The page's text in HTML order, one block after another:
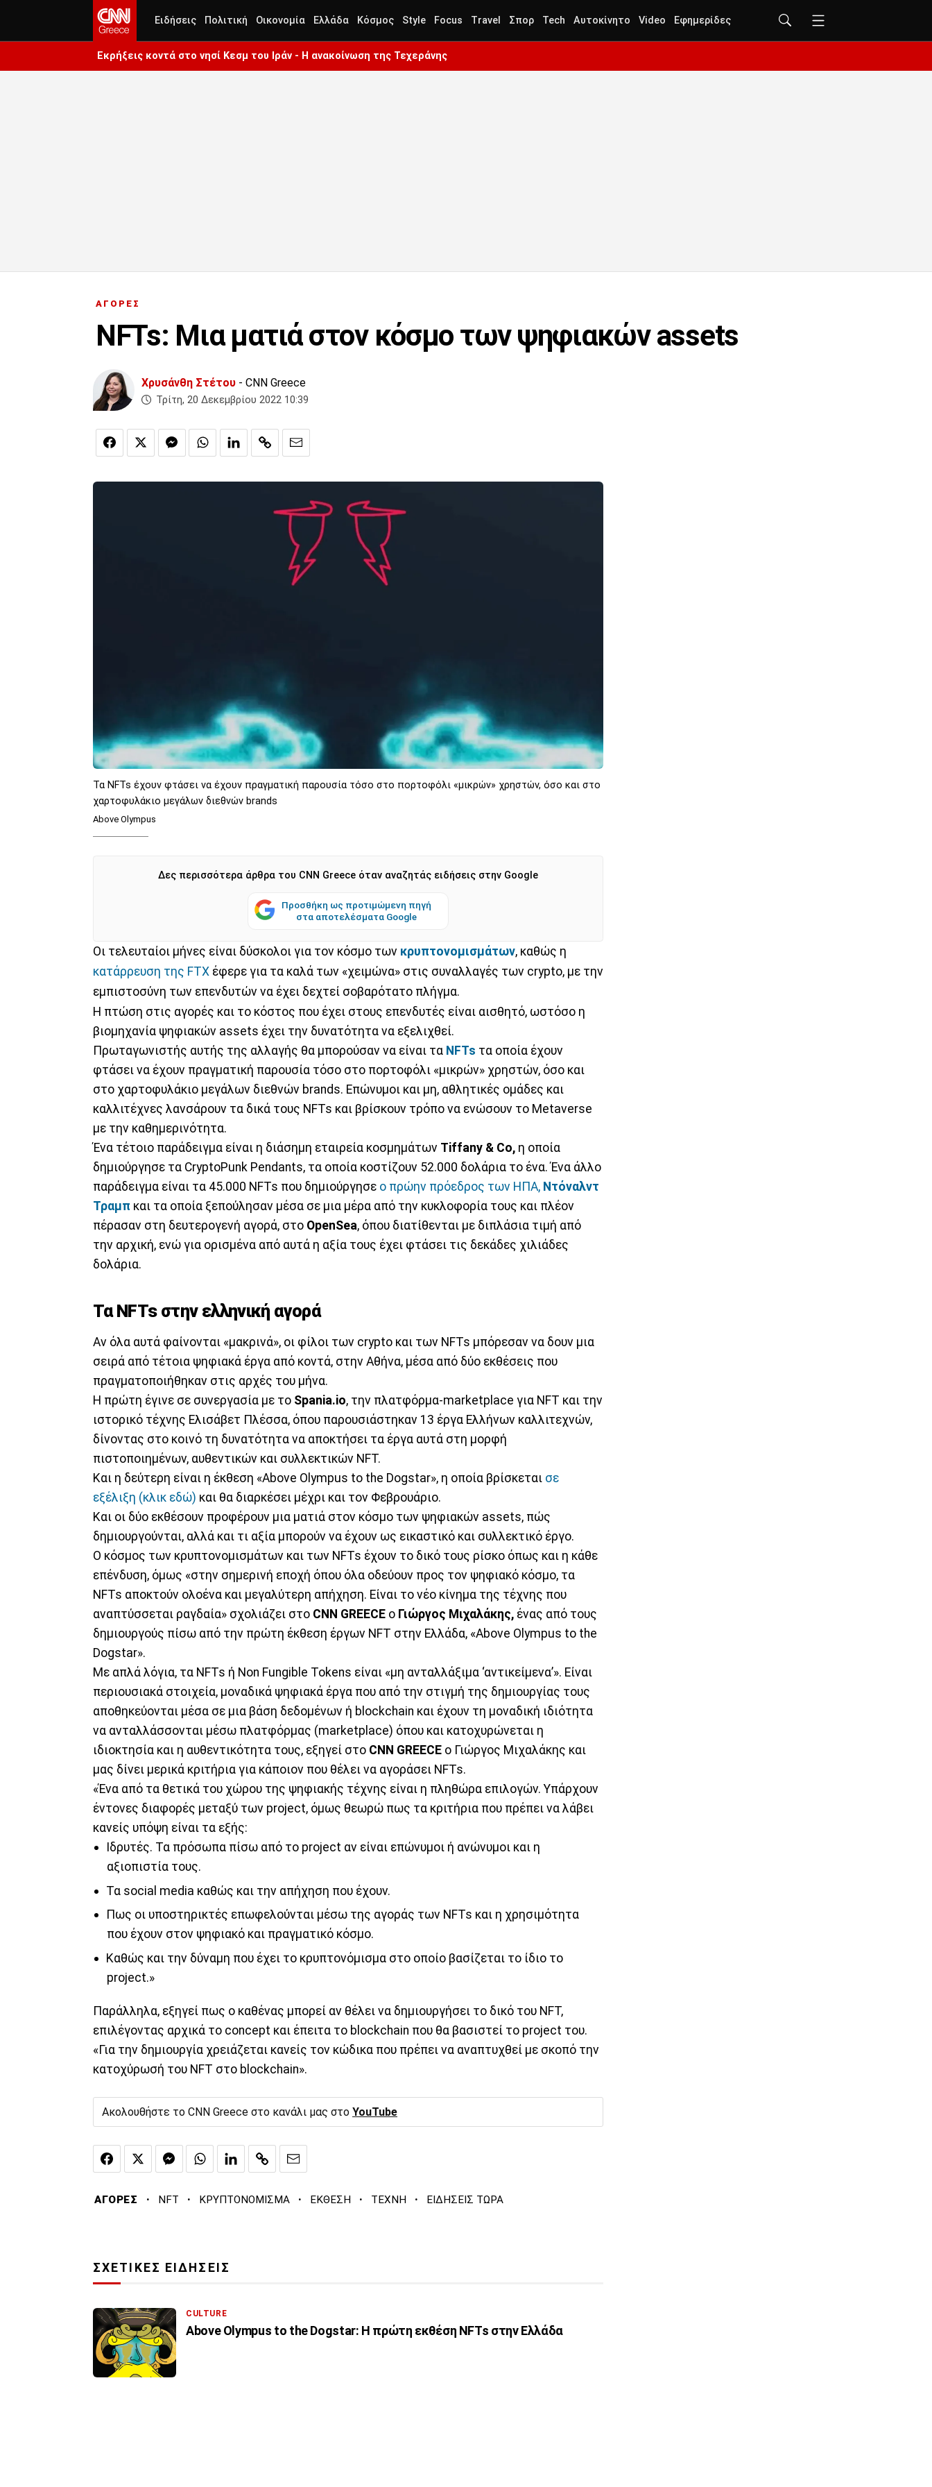
Ειδήσεις Πολιτική Οικονομία Ελλάδα Κόσμος Style Focus Travel Σπορ Tech Αυτοκίνητο Video Εφημερίδες
Εκρήξεις κοντά στο νησί Κεσμ του Ιράν - Η ανακοίνωση της Τεχεράνης
ΑΓΟΡΕΣ
NFTs: Μια ματιά στον κόσμο των ψηφιακών assets
Χρυσάνθη Στέτου - CNN Greece
Τρίτη, 20 Δεκεμβρίου 2022 10:39
Τα NFTs έχουν φτάσει να έχουν πραγματική παρουσία τόσο στο πορτοφόλι «μικρών» χρηστών, όσο και στο
χαρτοφυλάκιο μεγάλων διεθνών brands
Above Olympus
Δες περισσότερα άρθρα του CNN Greece όταν αναζητάς ειδήσεις στην Google
Προσθήκη ως προτιμώμενη πηγή
στα αποτελέσματα Google
Οι τελευταίοι μήνες είναι δύσκολοι για τον κόσμο των κρυπτονομισμάτων, καθώς η
κατάρρευση της FTX έφερε για τα καλά των «χειμώνα» στις συναλλαγές των crypto, με την
εμπιστοσύνη των επενδυτών να έχει δεχτεί σοβαρότατο πλήγμα.
Η πτώση στις αγορές και το κόστος που έχει στους επενδυτές είναι αισθητό, ωστόσο η
βιομηχανία ψηφιακών assets έχει την δυνατότητα να εξελιχθεί.
Πρωταγωνιστής αυτής της αλλαγής θα μπορούσαν να είναι τα NFTs τα οποία έχουν
φτάσει να έχουν πραγματική παρουσία τόσο στο πορτοφόλι «μικρών» χρηστών, όσο και
στο χαρτοφυλάκιο μεγάλων διεθνών brands. Επώνυμοι και μη, αθλητικές ομάδες και
καλλιτέχνες λανσάρουν τα δικά τους NFTs και βρίσκουν τρόπο να ενώσουν το Metaverse
με την καθημερινότητα.
Ένα τέτοιο παράδειγμα είναι η διάσημη εταιρεία κοσμημάτων Tiffany & Co, η οποία
δημιούργησε τα CryptoPunk Pendants, τα οποία κοστίζουν 52.000 δολάρια το ένα. Ένα άλλο
παράδειγμα είναι τα 45.000 NFTs που δημιούργησε ο πρώην πρόεδρος των ΗΠΑ, Ντόναλντ
Τραμπ και τα οποία ξεπούλησαν μέσα σε μια μέρα από την κυκλοφορία τους και πλέον
πέρασαν στη δευτερογενή αγορά, στο OpenSea, όπου διατίθενται με διπλάσια τιμή από
την αρχική, ενώ για ορισμένα από αυτά η αξία τους έχει φτάσει τις δεκάδες χιλιάδες
δολάρια.
Τα NFTs στην ελληνική αγορά
Αν όλα αυτά φαίνονται «μακρινά», οι φίλοι των crypto και των NFTs μπόρεσαν να δουν μια
σειρά από τέτοια ψηφιακά έργα από κοντά, στην Αθήνα, μέσα από δύο εκθέσεις που
πραγματοποιήθηκαν στις αρχές του μήνα.
Η πρώτη έγινε σε συνεργασία με το Spania.io, την πλατφόρμα-marketplace για NFT και την
ιστορικό τέχνης Ελισάβετ Πλέσσα, όπου παρουσιάστηκαν 13 έργα Ελλήνων καλλιτεχνών,
δίνοντας στο κοινό τη δυνατότητα να αποκτήσει τα έργα αυτά στη μορφή
πιστοποιημένων, αυθεντικών και συλλεκτικών NFT.
Και η δεύτερη είναι η έκθεση «Above Olympus to the Dogstar», η οποία βρίσκεται σε
εξέλιξη (κλικ εδώ) και θα διαρκέσει μέχρι και τον Φεβρουάριο.
Και οι δύο εκθέσουν προφέρουν μια ματιά στον κόσμο των ψηφιακών assets, πώς
δημιουργούνται, αλλά και τι αξία μπορούν να έχουν ως εικαστικό και συλλεκτικό έργο.
Ο κόσμος των κρυπτονομισμάτων και των NFTs έχουν το δικό τους ρίσκο όπως και η κάθε
επένδυση, όμως «στην σημερινή εποχή όπου όλα οδεύουν προς τον ψηφιακό κόσμο, τα
NFTs αποκτούν ολοένα και μεγαλύτερη απήχηση. Είναι το νέο κίνημα της τέχνης που
αναπτύσσεται ραγδαία» σχολιάζει στο CNN GREECE o Γιώργος Μιχαλάκης, ένας από τους
δημιουργούς πίσω από την πρώτη έκθεση έργων NFT στην Ελλάδα, «Above Olympus to the
Dogstar».
Με απλά λόγια, τα NFTs ή Non Fungible Tokens είναι «μη ανταλλάξιμα ‘αντικείμενα’». Είναι
περιουσιακά στοιχεία, μοναδικά ψηφιακά έργα που από την στιγμή της δημιουργίας τους
αποθηκεύονται μέσα σε μια βάση δεδομένων ή blockchain και έχουν τη μοναδική ιδιότητα
να ανταλλάσσονται μέσω πλατφόρμας (marketplace) όπου και κατοχυρώνεται η
ιδιοκτησία και η αυθεντικότητα τους, εξηγεί στο CNN GREECE ο Γιώργος Μιχαλάκης και
μας δίνει μερικά κριτήρια για κάποιον που θέλει να αγοράσει NFTs.
«Ένα από τα θετικά του χώρου της ψηφιακής τέχνης είναι η πληθώρα επιλογών. Υπάρχουν
έντονες διαφορές μεταξύ των project, όμως θεωρώ πως τα κριτήρια που πρέπει να λάβει
κανείς υπόψη είναι τα εξής:
Ιδρυτές. Τα πρόσωπα πίσω από το project αν είναι επώνυμοι ή ανώνυμοι και η
αξιοπιστία τους.
Τα social media καθώς και την απήχηση που έχουν.
Πως οι υποστηρικτές επωφελούνται μέσω της αγοράς των NFTs και η χρησιμότητα
που έχουν στον ψηφιακό και πραγματικό κόσμο.
Καθώς και την δύναμη που έχει το κρυπτονόμισμα στο οποίο βασίζεται το ίδιο το
project.»
Παράλληλα, εξηγεί πως ο καθένας μπορεί αν θέλει να δημιουργήσει το δικό του NFT,
επιλέγοντας αρχικά το concept και έπειτα το blockchain που θα βασιστεί το project του.
«Για την δημιουργία χρειάζεται κανείς τον κώδικα που πρέπει να αναπτυχθεί με σκοπό την
κατοχύρωσή του NFT στο blockchain».
Ακολουθήστε το CNN Greece στο κανάλι μας στο YouTube
ΑΓΟΡΕΣ · NFT · ΚΡΥΠΤΟΝΟΜΙΣΜΑ · ΕΚΘΕΣΗ · ΤΕΧΝΗ · ΕΙΔΗΣΕΙΣ ΤΩΡΑ
ΣΧΕΤΙΚΕΣ ΕΙΔΗΣΕΙΣ
CULTURE
Above Olympus to the Dogstar: Η πρώτη εκθέση NFTs στην Ελλάδα